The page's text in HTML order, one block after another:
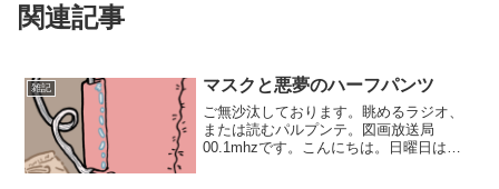
関連記事
雑記 マスクと悪夢のハーフパンツ
ご無沙汰しております。眺めるラジオ、
または読むパルプンテ。図画放送局
00.1mhzです。こんにちは。日曜日はフ